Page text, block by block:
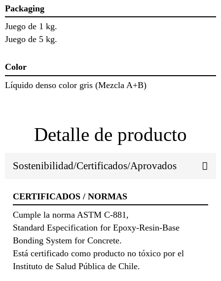
Packaging
Juego de 1 kg.
Juego de 5 kg.
Color
Líquido denso color gris (Mezcla A+B)
Detalle de producto
Sostenibilidad/Certificados/Aprovados
CERTIFICADOS / NORMAS
Cumple la norma ASTM C-881,
Standard Especification for Epoxy-Resin-Base
Bonding System for Concrete.
Está certificado como producto no tóxico por el
Instituto de Salud Pública de Chile.